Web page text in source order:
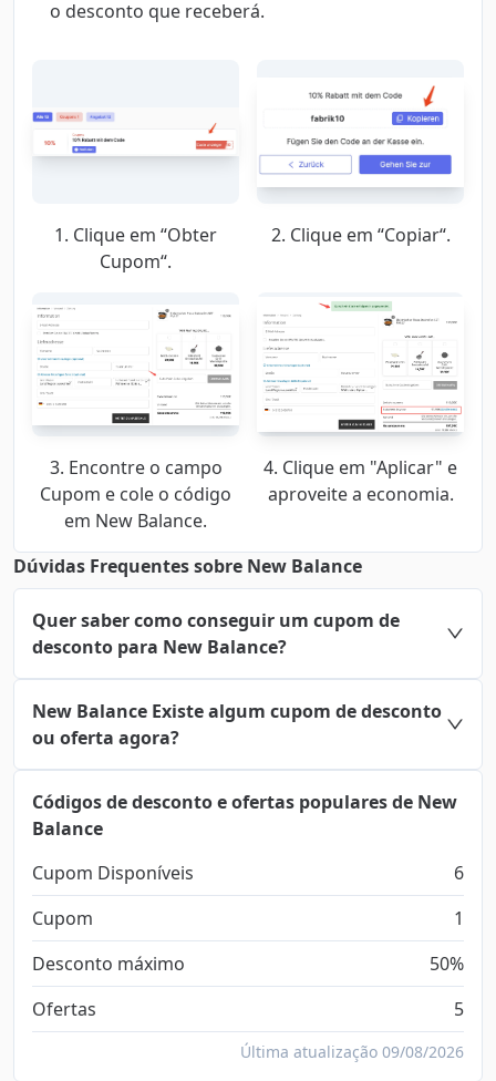
o desconto que receberá.
1. Clique em “Obter
Cupom“.
2. Clique em “Copiar“.
3. Encontre o campo
Cupom e cole o código
em New Balance.
4. Clique em "Aplicar" e
aproveite a economia.
Dúvidas Frequentes sobre New Balance
Quer saber como conseguir um cupom de
desconto para New Balance?
New Balance Existe algum cupom de desconto
ou oferta agora?
Códigos de desconto e ofertas populares de New
Balance
Cupom Disponíveis
6
Cupom
1
Desconto máximo
50%
Ofertas
5
Última atualização 09/08/2026